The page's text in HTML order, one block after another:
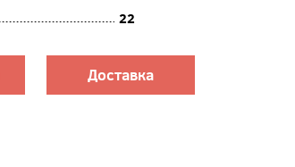
22
Доставка